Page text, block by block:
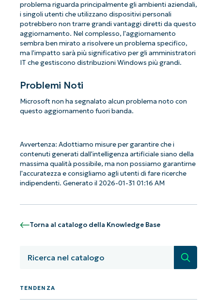
problema riguarda principalmente gli ambienti aziendali,
i singoli utenti che utilizzano dispositivi personali
potrebbero non trarre grandi vantaggi diretti da questo
aggiornamento. Nel complesso, l'aggiornamento
sembra ben mirato a risolvere un problema specifico,
ma l'impatto sarà più significativo per gli amministratori
IT che gestiscono distribuzioni Windows più grandi.
Problemi Noti
Microsoft non ha segnalato alcun problema noto con
questo aggiornamento fuori banda.
Avvertenza: Adottiamo misure per garantire che i
contenuti generati dall'intelligenza artificiale siano della
massima qualità possibile, ma non possiamo garantirne
l'accuratezza e consigliamo agli utenti di fare ricerche
indipendenti. Generato il 2026-01-31 01:16 AM
Torna al catalogo della Knowledge Base
Ricerca
TENDENZA
Iniziate con le analisi KB guidate